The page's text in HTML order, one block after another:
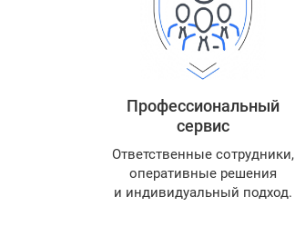
Профессиональный
сервис
Ответственные сотрудники,
оперативные решения
и индивидуальный подход.